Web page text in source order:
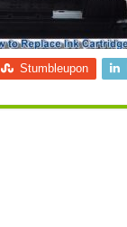
Stumbleupon